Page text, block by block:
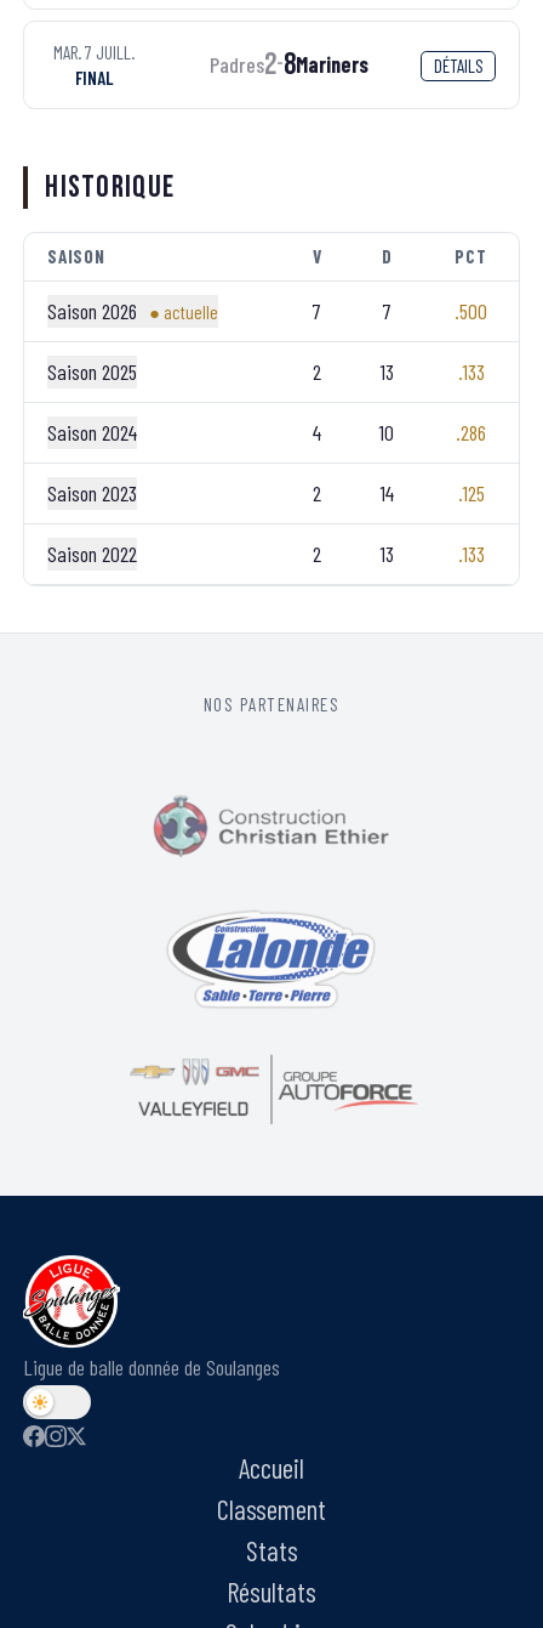
MAR. 7 JUILL.
FINAL
Padres2-8Mariners DÉTAILS
Historique
SAISON V D PCT
Saison 2026 ● actuelle 7 7 .500
Saison 2025 2 13 .133
Saison 2024 4 10 .286
Saison 2023 2 14 .125
Saison 2022 2 13 .133
NOS PARTENAIRES
Ligue de balle donnée de Soulanges
Accueil
Classement
Stats
Résultats